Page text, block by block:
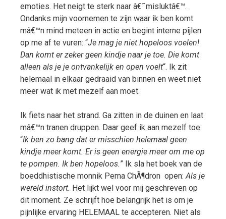
emoties. Het neigt te sterk naar â€˜misluktâ€™.
Ondanks mijn voornemen te zijn waar ik ben komt
mâ€™n mind meteen in actie en begint interne pijlen
op me af te vuren: “Je mag je niet hopeloos voelen!
Dan komt er zeker geen kindje naar je toe. Die komt
alleen als je je ontvankelijk en open voelt“. Ik zit
helemaal in elkaar gedraaid van binnen en weet niet
meer wat ik met mezelf aan moet.
Ik fiets naar het strand. Ga zitten in de duinen en laat
mâ€™n tranen druppen. Daar geef ik aan mezelf toe:
“Ik ben zo bang dat er misschien helemaal geen
kindje meer komt. Er is geen energie meer om me op
te pompen. Ik ben hopeloos.” Ik sla het boek van de
boeddhistische monnik Pema ChÃ¶dron open:Als je
wereld instort. Het lijkt wel voor mij geschreven op
dit moment. Ze schrijft hoe belangrijk het is om je
pijnlijke ervaring HELEMAAL te accepteren. Niet als